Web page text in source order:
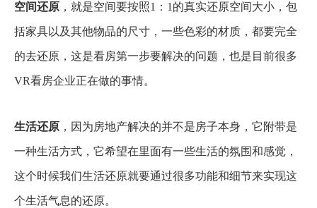
空间还原 ，就是空间要按照1：1的真实还原空间大小，包
括家具以及其他物品的尺寸，一些色彩的材质，都要完全
的去还原，这是看房第一步要解决的问题，也是目前很多
VR看房企业正在做的事情。
生活还原 ，因为房地产解决的并不是房子本身，它附带是
一种生活方式，它希望在里面有一些生活的氛围和感觉，
这个时候我们生活还原就要通过很多功能和细节来实现这
个生活气息的还原。